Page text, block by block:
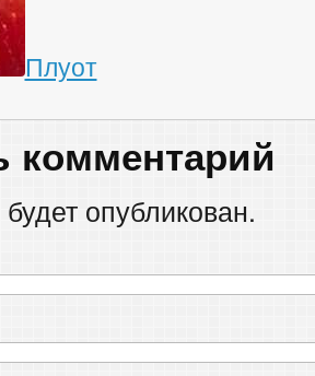
Плуот
комментарий
опубликован.